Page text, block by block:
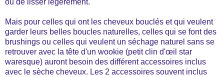
ou de lisser légèrement.
Mais pour celles qui ont les cheveux bouclés et qui veulent
garder leurs belles boucles naturelles, celles qui se font des
brushings ou celles qui veulent un séchage naturel sans se
retrouver avec la tête d'un wookie (petit clin d'œil star
waresque) auront besoin des différent accessoires inclus
avec le sèche cheveux. Les 2 accessoires souvent inclus